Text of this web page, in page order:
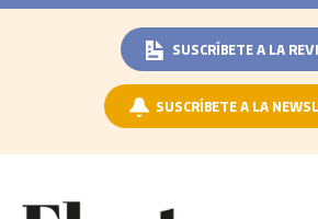
SUSCRÍBETE A LA
SUSCRÍBETE A LA